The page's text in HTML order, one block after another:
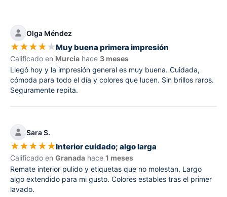
Olga Méndez
★★★★★Muy buena primera impresión
Calificado en Murcia hace 3 meses
Llegó hoy y la impresión general es muy buena. Cuidada,
cómoda para todo el día y colores que lucen. Sin brillos raros.
Seguramente repita.
Sara S.
★★★★★Interior cuidado; algo larga
Calificado en Granada hace 1 meses
Remate interior pulido y etiquetas que no molestan. Largo
algo extendido para mi gusto. Colores estables tras el primer
lavado.